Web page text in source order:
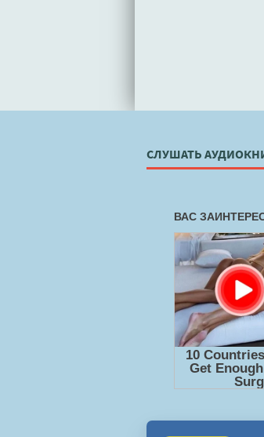
СЛУШАТЬ